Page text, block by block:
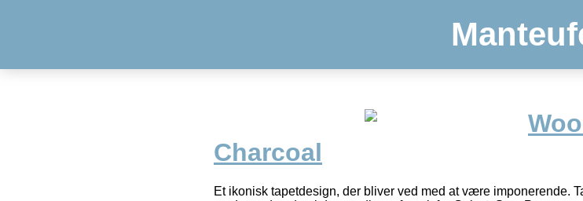
Charcoal
Et ikonisk tapetdesign, der bliver ved med at være imponerende.